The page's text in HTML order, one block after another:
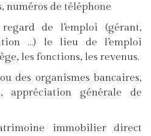
numéros de téléphone
de l’emploi (gérant,
…) le lieu de l’emploi
les fonctions, les revenus.
des organismes bancaires,
appréciation générale de
immobilier direct